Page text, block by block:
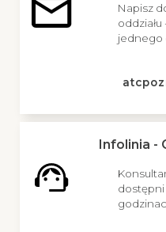
Napisz
jednego
Infolinia -
dostępni